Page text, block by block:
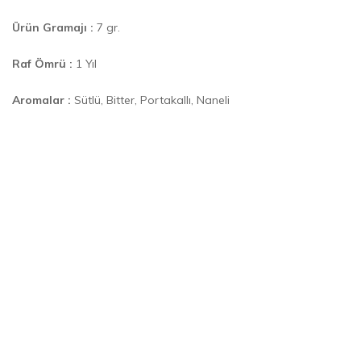
Ürün Gramajı : 7 gr.
Raf Ömrü : 1 Yıl
Aromalar : Sütlü, Bitter, Portakallı, Naneli